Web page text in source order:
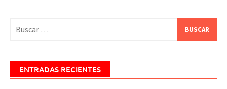
ENTRADAS RECIENTES